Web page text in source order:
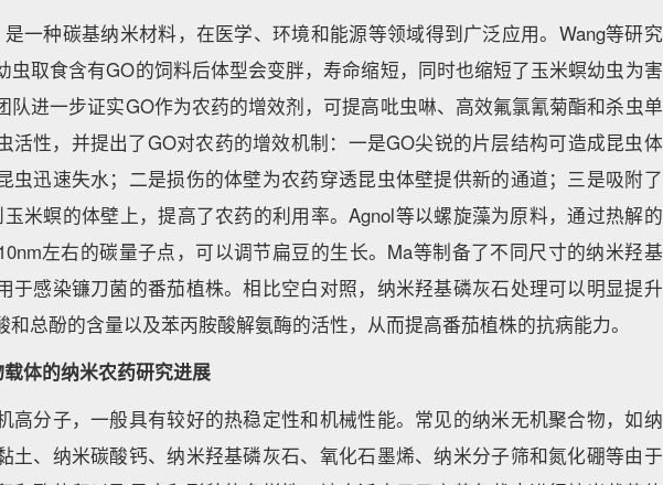
一种碳基纳米材料，在医学、环境和能源等领域得到广泛应用。Wang等研究
虫取食含有GO的饲料后体型会变胖，寿命缩短，同时也缩短了玉米螟幼虫为害
队进一步证实GO作为农药的增效剂，可提高吡虫啉、高效氟氯氰菊酯和杀虫单
活性，并提出了GO对农药的增效机制：一是GO尖锐的片层结构可造成昆虫体
虫迅速失水；二是损伤的体壁为农药穿透昆虫体壁提供新的通道；三是吸附了
米螟的体壁上，提高了农药的利用率。Agnol等以螺旋藻为原料，通过热解的
左右的碳量子点，可以调节扁豆的生长。Ma等制备了不同尺寸的纳米羟基
于感染镰刀菌的番茄植株。相比空白对照，纳米羟基磷灰石处理可以明显提升
和总酚的含量以及苯丙胺酸解氨酶的活性，从而提高番茄植株的抗病能力。
体的纳米农药研究进展
高分子，一般具有较好的热稳定性和机械性能。常见的纳米无机聚合物，如纳
土、纳米碳酸钙、纳米羟基磷灰石、氧化石墨烯、纳米分子筛和氮化硼等由于